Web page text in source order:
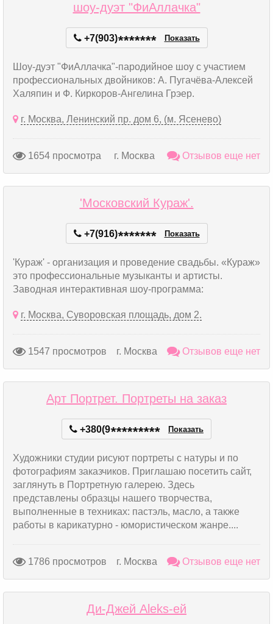
шоу-дуэт "ФиАллачка"
+7(903)******* Показать
Шоу-дуэт "ФиАллачка"-пародийное шоу с участием
профессиональных двойников: А. Пугачёва-Алексей
Халяпин и Ф. Киркоров-Ангелина Грэер.
г. Москва, Ленинский пр. дом 6, (м. Ясенево)
1654 просмотра г. Москва Отзывов еще нет
'Московский Кураж'.
+7(916)******* Показать
'Кураж' - организация и проведение свадьбы. «Кураж»
это профессиональные музыканты и артисты.
Заводная интерактивная шоу-программа:
г. Москва, Суворовская площадь, дом 2.
1547 просмотров г. Москва Отзывов еще нет
Арт Портрет. Портреты на заказ
+380(9********* Показать
Художники студии рисуют портреты с натуры и по
фотографиям заказчиков. Приглашаю посетить сайт,
заглянуть в Портретную галерею. Здесь
представлены образцы нашего творчества,
выполненные в техниках: пастэль, масло, а также
работы в карикатурно - юмористическом жанре....
1786 просмотров г. Москва Отзывов еще нет
Ди-Джей Aleks-eй